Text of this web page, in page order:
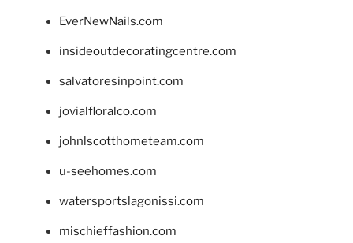
EverNewNails.com
insideoutdecoratingcentre.com
salvatoresinpoint.com
jovialfloralco.com
johnlscotthometeam.com
u-seehomes.com
watersportslagonissi.com
mischieffashion.com